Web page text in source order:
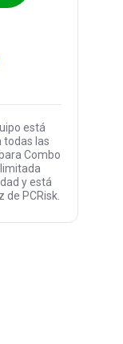
está
todas las
Combo
y está
PCRisk.